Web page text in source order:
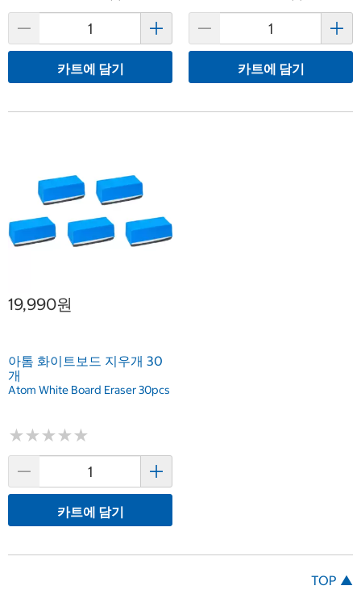
카트에 담기 카트에 담기
19,990원
아톰 화이트보드 지우개 30
개
Atom White Board Eraser 30pcs
★★★★★
★★★★★
카트에 담기
TOP ▲